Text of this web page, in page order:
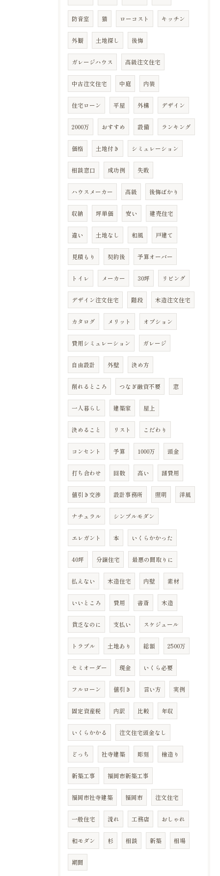
防音室 猫 ローコスト キッチン
外観 土地探し 後悔
ガレージハウス 高級注文住宅
中古注文住宅 中庭 内装
住宅ローン 平屋 外構 デザイン
2000万 おすすめ 設備 ランキング
価格 土地付き シミュレーション
相談窓口 成功例 失敗
ハウスメーカー 高級 後悔ばかり
収納 坪単価 安い 建売住宅
違い 土地なし 和風 戸建て
見積もり 契約後 予算オーバー
トイレ メーカー 30坪 リビング
デザイン注文住宅 階段 木造注文住宅
カタログ メリット オプション
費用シミュレーション ガレージ
自由設計 外壁 決め方
削れるところ つなぎ融資不要 窓
一人暮らし 建築家 屋上
決めること リスト こだわり
コンセント 予算 1000万 頭金
打ち合わせ 回数 高い 諸費用
値引き交渉 設計事務所 照明 洋風
ナチュラル シンプルモダン
エレガント 本 いくらかかった
40坪 分譲住宅 最悪の間取りに
払えない 木造住宅 内壁 素材
いいところ 費用 書斎 木造
貧乏なのに 支払い スケジュール
トラブル 土地あり 総額 2500万
セミオーダー 現金 いくら必要
フルローン 値引き 言い方 実例
固定資産税 内訳 比較 年収
いくらかかる 注文住宅頭金なし
どっち 社寺建築 彫刻 檜造り
新築工事 福岡市新築工事
福岡市社寺建築 福岡市 注文住宅
一般住宅 流れ 工務店 おしゃれ
和モダン 杉 相談 新築 相場
期間